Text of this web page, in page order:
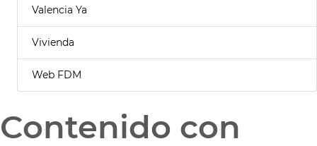
Valencia Ya
Vivienda
Web FDM
Contenido con